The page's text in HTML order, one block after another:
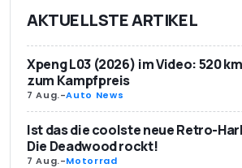
AKTUELLSTE ARTIKEL
Xpeng L03 (2026) im Video: 520
zum Kampfpreis
7 Aug.-Auto News
Ist das die coolste neue Retro-
Die Deadwood rockt!
7 Aug.-Motorrad